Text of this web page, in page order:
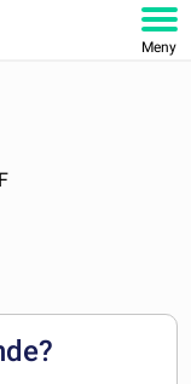
Meny